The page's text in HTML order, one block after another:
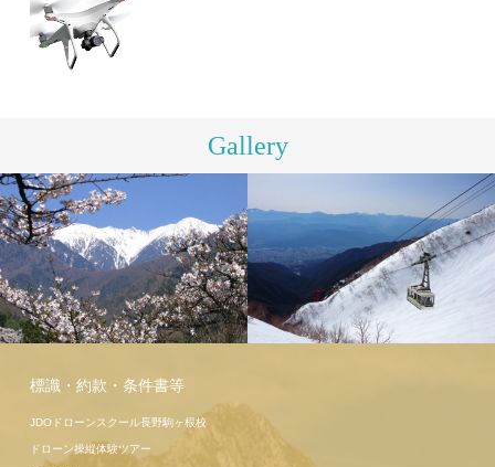
Gallery
駒ヶ岳ロー
標識・約款・条件書等
JDOドローンスクール長野駒ヶ根校
ドローン操縦体験ツアー